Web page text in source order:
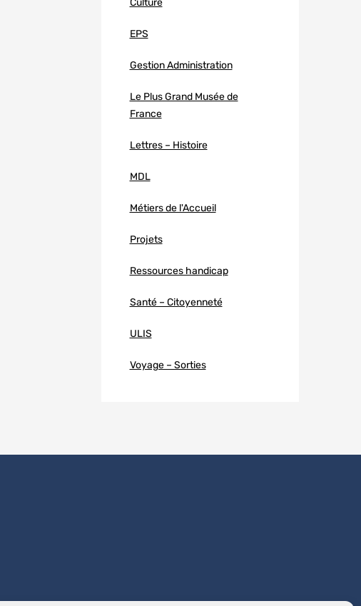
Culture
EPS
Gestion Administration
Le Plus Grand Musée de
France
Lettres – Histoire
MDL
Métiers de l'Accueil
Projets
Ressources handicap
Santé – Citoyenneté
ULIS
Voyage – Sorties